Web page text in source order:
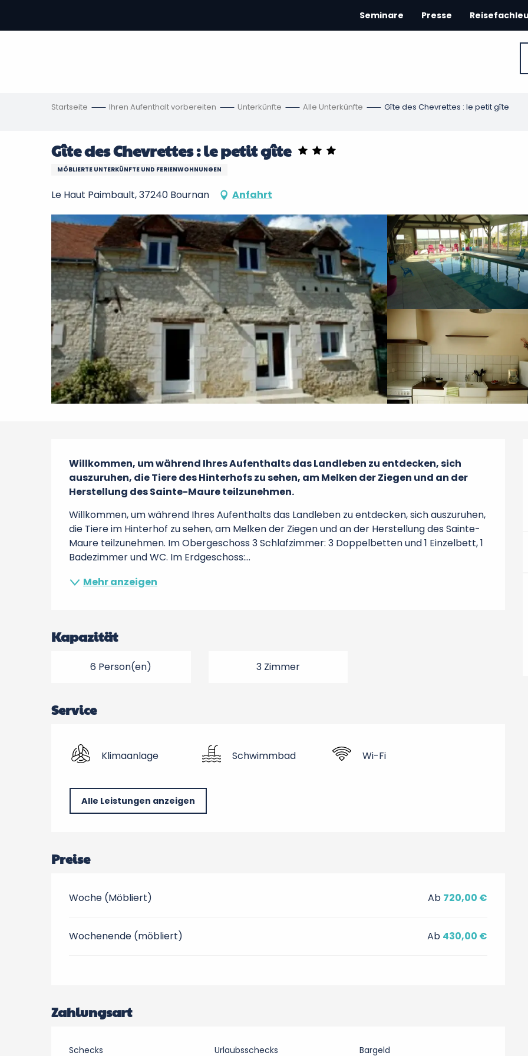
contenu
Seminare Presse
Startseite Ihren Aufenthalt vorbereiten Unterkünfte Alle Unterkünfte Gîte des Chevrettes : le petit gîte
Gîte des Chevrettes : le petit gîte
MÖBLIERTE UNTERKÜNFTE UND FERIENWOHNUNGEN
Le Haut Paimbault, 37240 Bournan Anfahrt
Beschreibung
Willkommen, um während Ihres Aufenthalts das Landleben zu entdecken, sich
auszuruhen, die Tiere des Hinterhofs zu sehen, am Melken der Ziegen und an der
Herstellung des Sainte-Maure teilzunehmen.
Willkommen, um während Ihres Aufenthalts das Landleben zu entdecken, sich auszuruhen,
die Tiere im Hinterhof zu sehen, am Melken der Ziegen und an der Herstellung des Sainte-
Maure teilzunehmen. Im Obergeschoss 3 Schlafzimmer: 3 Doppelbetten und 1 Einzelbett, 1
Badezimmer und WC. Im Erdgeschoss:...
Mehr anzeigen
Kapazität
6 Person(en) 3 Zimmer
Service
Klimaanlage Schwimmbad Wi-Fi
Alle Leistungen anzeigen
Preise
Woche (Möbliert) Ab 720,00 €
Wochenende (möbliert) Ab 430,00 €
Zahlungsart
Schecks Urlaubsschecks Bargeld